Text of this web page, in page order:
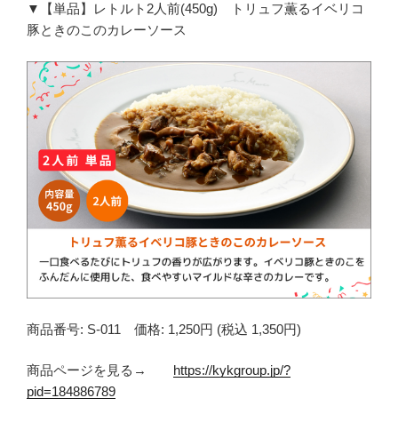
▼【単品】レトルト2人前(450g) トリュフ薫るイベリコ
豚ときのこのカレーソース
商品番号: S-011 価格: 1,250円 (税込 1,350円)
商品ページを見る→ https://kykgroup.jp/?
pid=184886789